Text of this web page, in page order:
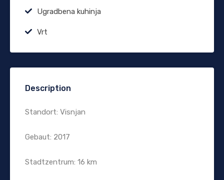
Ugradbena kuhinja
Vrt
Description
Standort: Visnjan
Gebaut: 2017
Stadtzentrum: 16 km